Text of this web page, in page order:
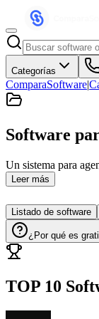
Categorías
ComparaSoftware|
Software
Un sistema para
Leer más
Listado de software
¿Por qué es
TOP 10